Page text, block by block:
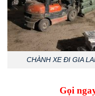
CHÀNH XE ĐI GIA
Gọi